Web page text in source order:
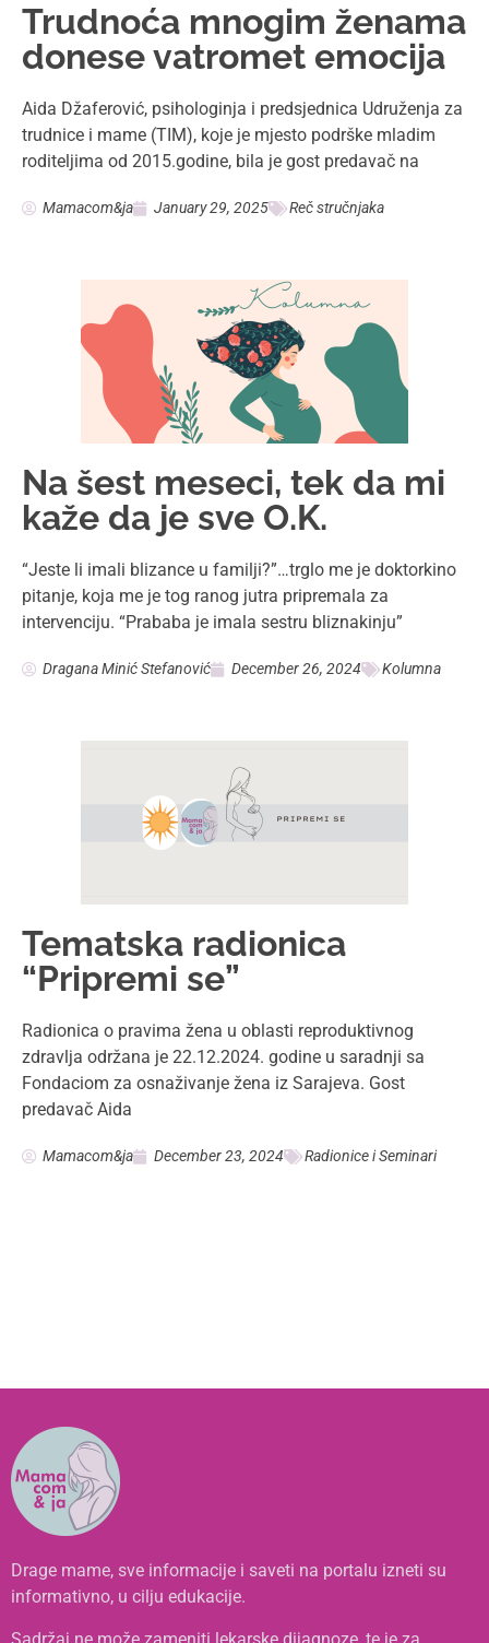
Trudnoća mnogim ženama
donese vatromet emocija
Aida Džaferović, psihologinja i predsjednica Udruženja za
trudnice i mame (TIM), koje je mjesto podrške mladim
roditeljima od 2015.godine, bila je gost predavač na
Mamacom&ja January 29, 2025 Reč stručnjaka
Na šest meseci, tek da mi
kaže da je sve O.K.
“Jeste li imali blizance u familji?”…trglo me je doktorkino
pitanje, koja me je tog ranog jutra pripremala za
intervenciju. “Prababa je imala sestru bliznakinju”
Dragana Minić Stefanović December 26, 2024 Kolumna
Tematska radionica
“Pripremi se”
Radionica o pravima žena u oblasti reproduktivnog
zdravlja održana je 22.12.2024. godine u saradnji sa
Fondaciom za osnaživanje žena iz Sarajeva. Gost
predavač Aida
Mamacom&ja December 23, 2024 Radionice i Seminari
Drage mame, sve informacije i saveti na portalu izneti su
informativno, u cilju edukacije.
Sadržaj ne može zameniti lekarske dijagnoze, te je za